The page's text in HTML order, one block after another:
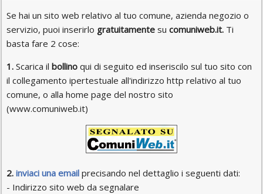
Se hai un sito web relativo al tuo comune, azienda negozio o
servizio, puoi inserirlo gratuitamentesu comuniweb.it.Ti
basta fare 2 cose:
1.Scarica il bollinoqui di seguito ed inseriscilo sul tuo sito con
il collegamento ipertestuale all'indirizzo http relativo al tuo
comune, o alla home page del nostro sito
(www.comuniweb.it)
2. inviaci una emailprecisando nel dettaglio i seguenti dati:
- Indirizzo sito web da segnalare